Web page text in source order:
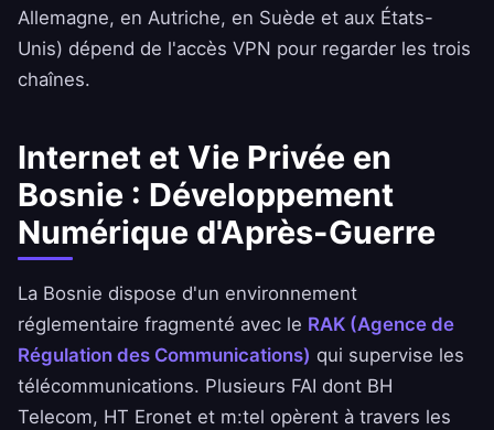
Allemagne, en Autriche, en Suède et aux États-
Unis) dépend de l'accès VPN pour regarder les trois
chaînes.
Internet et Vie Privée en
Bosnie : Développement
Numérique d'Après-Guerre
La Bosnie dispose d'un environnement
réglementaire fragmenté avec le RAK (Agence de
Régulation des Communications) qui supervise les
télécommunications. Plusieurs FAI dont BH
Telecom, HT Eronet et m:tel opèrent à travers les